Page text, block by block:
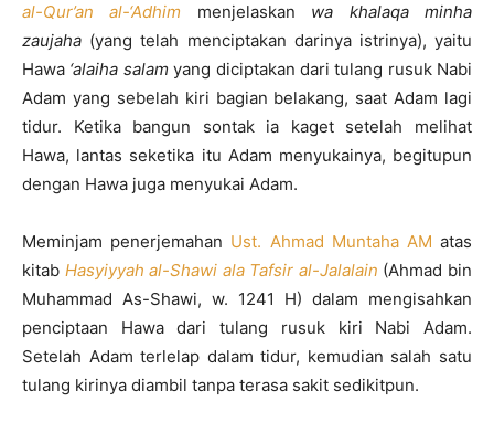
al-Qur’an al-‘Adhim menjelaskan wa khalaqa minha
zaujaha (yang telah menciptakan darinya istrinya), yaitu
Hawa ‘alaiha salamyang diciptakan dari tulang rusuk Nabi
Adam yang sebelah kiri bagian belakang, saat Adam lagi
tidur. Ketika bangun sontak ia kaget setelah melihat
Hawa, lantas seketika itu Adam menyukainya, begitupun
dengan Hawa juga menyukai Adam.
Meminjam penerjemahan Ust. Ahmad Muntaha AM atas
kitab Hasyiyyah al-Shawi ala Tafsir al-Jalalain (Ahmad bin
Muhammad As-Shawi, w. 1241 H) dalam mengisahkan
penciptaan Hawa dari tulang rusuk kiri Nabi Adam.
Setelah Adam terlelap dalam tidur, kemudian salah satu
tulang kirinya diambil tanpa terasa sakit sedikitpun.